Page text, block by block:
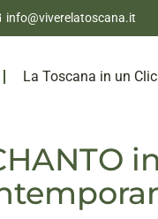
info@viverelatoscana.it
La Toscana in un